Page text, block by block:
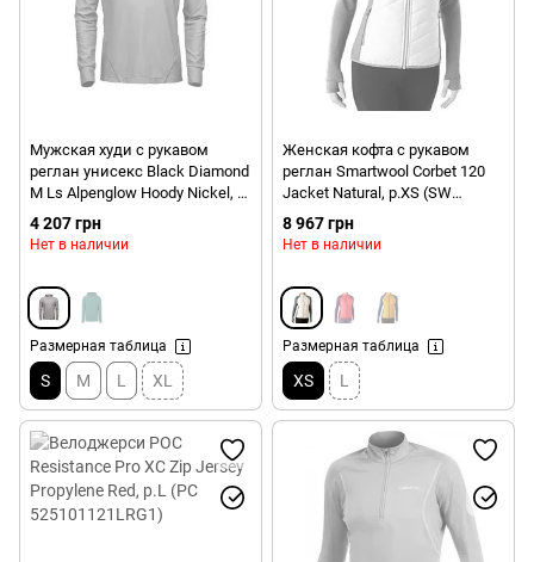
Мужская худи с рукавом
реглан унисекс Black Diamond
M Ls Alpenglow Hoody Nickel, S
(BD 752020.1005-S)
4 207 грн
Нет в наличии
Размерная таблица
S M L XL
Женская кофта с рукавом
реглан Smartwool Corbet 120
Jacket Natural, р.XS (SW
SP243.100-XS)
8 967 грн
Нет в наличии
Размерная таблица
XS L